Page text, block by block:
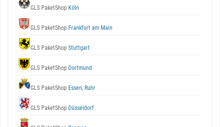
GLS PaketShop Köln
GLS PaketShop Frankfurt am Main
GLS PaketShop Stuttgart
GLS PaketShop Dortmund
GLS PaketShop Essen, Ruhr
GLS PaketShop Düsseldorf